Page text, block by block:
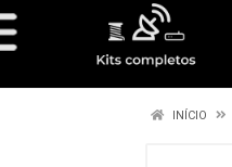
INÍCIO